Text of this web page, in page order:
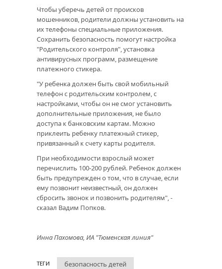
Чтобы уберечь детей от происков
мошенников, родители должны установить на
их телефоны специальные приложения.
Сохранить безопасность помогут настройка
"Родительского контроля", установка
антивирусных программ, размещение
платежного стикера.
"У ребенка должен быть свой мобильный
телефон с родительским контролем, с
настройками, чтобы он не смог установить
дополнительные приложения, не было
доступа к банковским картам. Можно
приклеить ребенку платежный стикер,
привязанный к счету карты родителя.
При необходимости взрослый может
перечислить 100-200 рублей. Ребенок должен
быть предупрежден о том, что в случае, если
ему позвонит неизвестный, он должен
сбросить звонок и позвонить родителям", -
сказал Вадим Попков.
Инна Пахомова, ИА "Тюменская линия"
ТЕГИ безопасность детей